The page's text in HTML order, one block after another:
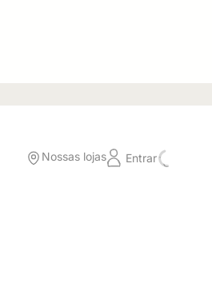
Nossas lojas Entrar